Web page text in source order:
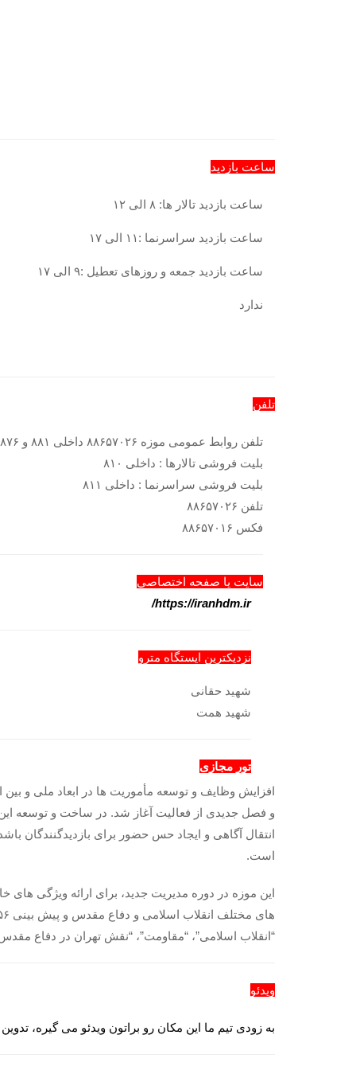
ساعت بازدید
ساعت بازدید تالار ها: ۸ الی ۱۲
ساعت بازدید سراسرنما :۱۱ الی ۱۷
ساعت بازدید جمعه و روزهای تعطیل :۹ الی ۱۷
ندارد
تلفن
تلفن روابط عمومی موزه ۸۸۶۵۷۰۲۶ داخلی ۸۸۱ و ۸۷۶
بلیت فروشی تالارها : داخلی ۸۱۰
بلیت فروشی سراسرنما : داخلی ۸۱۱
تلفن ۸۸۶۵۷۰۲۶
فکس ۸۸۶۵۷۰۱۶
سایت یا صفحه اختصاصی
https://iranhdm.ir/
نزدیکترین ایستگاه مترو
شهید حقانی
شهید همت
تور مجازی
و فصل جدیدی از فعالیت آغاز شد. در ساخت و توسعه
انتقال آگاهی و ایجاد حس حضور برای بازدیدگنندگان
است.
این موزه در دوره مدیریت جدید، برای ارائه ویژگی
“انقلاب اسلامی”، “مقاومت”، “نقش تهران در دفاع
ویدئو
به زودی تیم ما این مکان رو براتون ویدئو می گیره،